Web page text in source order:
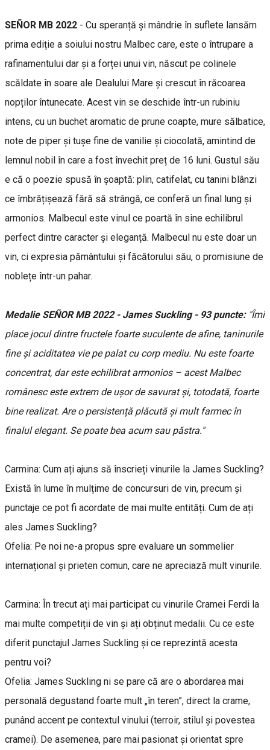
SEÑOR MB 2022 - Cu speranță și mândrie în suflete lansăm
prima ediție a soiului nostru Malbec care, este o întrupare a
rafinamentului dar și a forței unui vin, născut pe colinele
scăldate în soare ale Dealului Mare și crescut în răcoarea
nopților întunecate. Acest vin se deschide într-un rubiniu
intens, cu un buchet aromatic de prune coapte, mure sălbatice,
note de piper și tușe fine de vanilie și ciocolată, amintind de
lemnul nobil în care a fost învechit preț de 16 luni. Gustul său
e că o poezie spusă în șoaptă: plin, catifelat, cu tanini blânzi
ce îmbrățișează fără să strângă, ce conferă un final lung și
armonios. Malbecul este vinul ce poartă în sine echilibrul
perfect dintre caracter și eleganță. Malbecul nu este doar un
vin, ci expresia pământului și făcătorului său, o promisiune de
noblețe într-un pahar.
Medalie SEÑOR MB 2022 - James Suckling - 93 puncte:"Îmi
place jocul dintre fructele foarte suculente de afine, taninurile
fine și aciditatea vie pe palat cu corp mediu. Nu este foarte
concentrat, dar este echilibrat armonios – acest Malbec
românesc este extrem de ușor de savurat și, totodată, foarte
bine realizat. Are o persistență plăcută și mult farmec în
finalul elegant. Se poate bea acum sau păstra."
Carmina: Cum ați ajuns să înscrieți vinurile la James Suckling?
Există în lume în mulțime de concursuri de vin, precum și
punctaje ce pot fi acordate de mai multe entități. Cum de ați
ales James Suckling?
Ofelia: Pe noi ne-a propus spre evaluare un sommelier
internațional și prieten comun, care ne apreciază mult vinurile.
Carmina: În trecut ați mai participat cu vinurile Cramei Ferdi la
mai multe competiții de vin și ați obținut medalii. Cu ce este
diferit punctajul James Suckling și ce reprezintă acesta
pentru voi?
Ofelia: James Suckling ni se pare că are o abordarea mai
personală degustand foarte mult „în teren”, direct la crame,
punând accent pe contextul vinului (terroir, stilul și povestea
cramei). De asemenea, pare mai pasionat și orientat spre